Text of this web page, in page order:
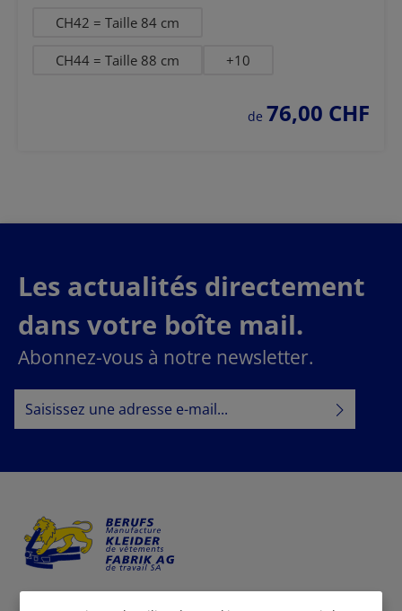
CH42 = Taille 84 cm
CH44 = Taille 88 cm +10
prix régulier :
de 76,00 CHF
Les actualités directement
dans votre boîte mail.
Abonnez-vous à notre newsletter.
Adresse e-mail*
En sélectionnant Continuer, vous confirmez que vous